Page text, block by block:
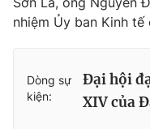
nhiệm Ủy ban Kinh tế
Dòng sự
kiện:
Đại hội
XIV của